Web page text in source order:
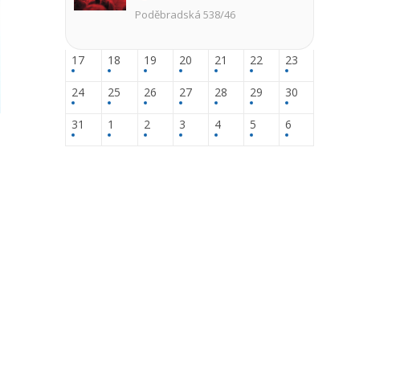
Poděbradská 538/46
17 18 19 20 21 22 23
24 25 26 27 28 29 30
31 1 2 3 4 5 6